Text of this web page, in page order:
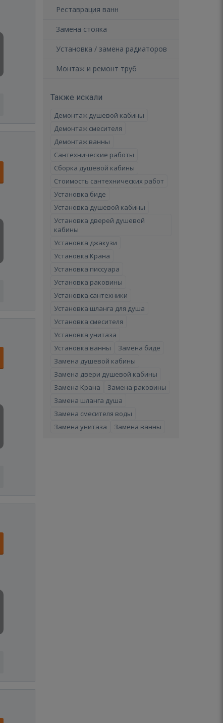
Реставрация ванн
Замена стояка
Установка / замена радиаторов
Монтаж и ремонт труб
Также искали
Демонтаж душевой кабины
Демонтаж смесителя
Демонтаж ванны
Сантехнические работы
Сборка душевой кабины
Стоимость сантехнических работ
Установка биде
Установка душевой кабины
Установка дверей душевой
кабины
Установка джакузи
Установка Крана
Установка писсуара
Установка раковины
Установка сантехники
Установка шланга для душа
Установка смесителя
Установка унитаза
Установка ванны
Замена биде
Замена душевой кабины
Замена двери душевой кабины
Замена Крана
Замена раковины
Замена шланга душа
Замена смесителя воды
Замена унитаза
Замена ванны